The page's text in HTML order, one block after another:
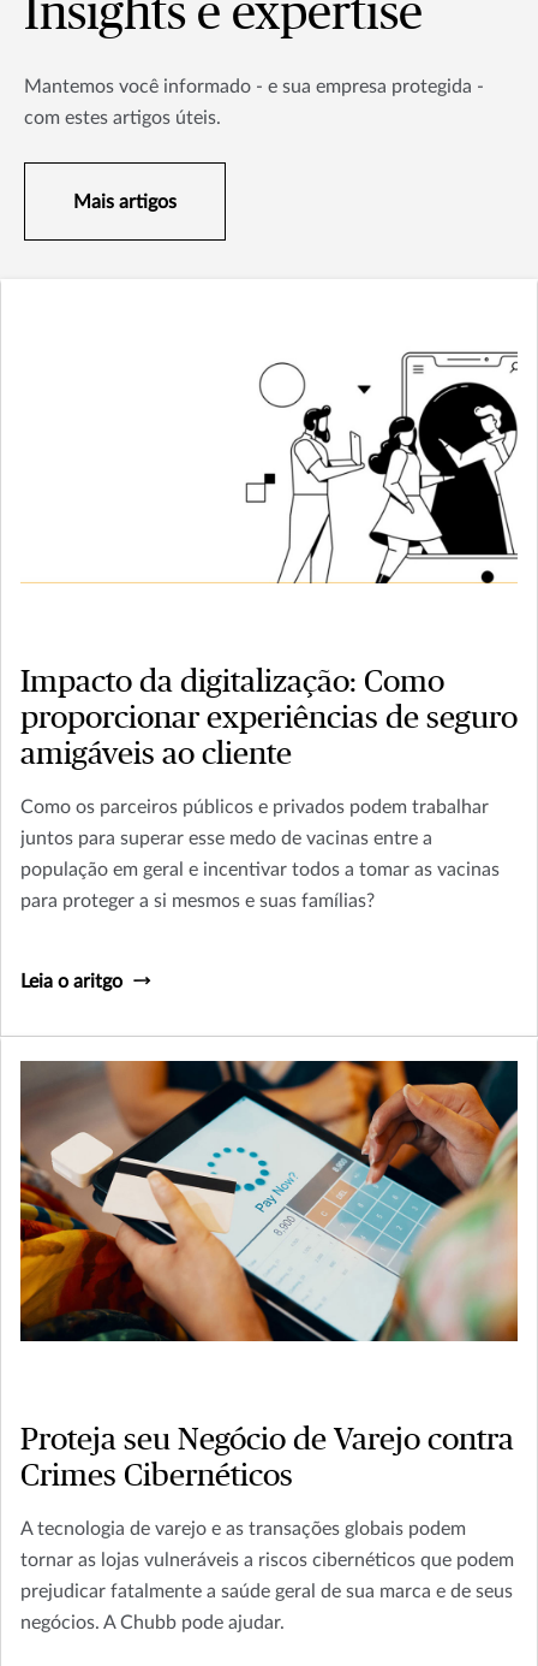
Insights e expertise
Mantemos você informado - e sua empresa protegida -
com estes artigos úteis.
Mais artigos
Impacto da digitalização: Como
proporcionar experiências de seguro
amigáveis ao cliente
Como os parceiros públicos e privados podem trabalhar
juntos para superar esse medo de vacinas entre a
população em geral e incentivar todos a tomar as vacinas
para proteger a si mesmos e suas famílias?
Leia o aritgo
Proteja seu Negócio de Varejo contra
Crimes Cibernéticos
A tecnologia de varejo e as transações globais podem
tornar as lojas vulneráveis a riscos cibernéticos que podem
prejudicar fatalmente a saúde geral de sua marca e de seus
negócios. A Chubb pode ajudar.